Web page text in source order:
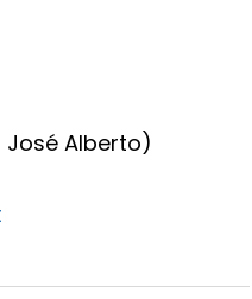
José Alberto)